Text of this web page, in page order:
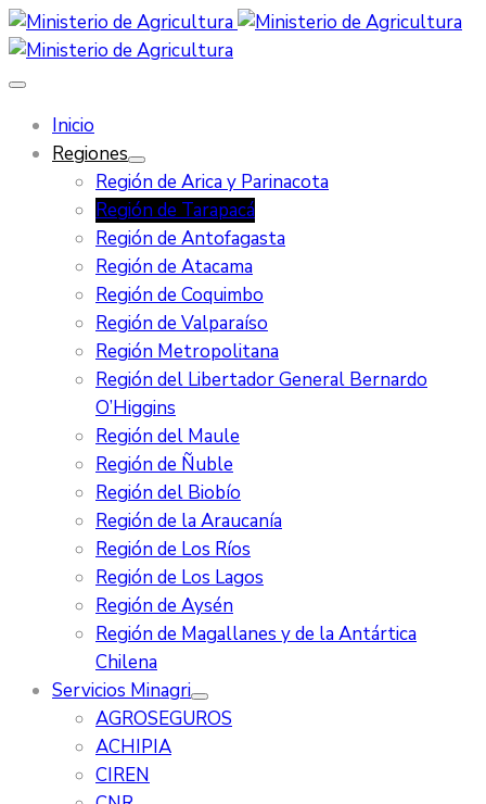
Inicio
Regiones
Región de Arica y Parinacota
Región de Tarapacá
Región de Antofagasta
Región de Atacama
Región de Coquimbo
Región de Valparaíso
Región Metropolitana
Región del Libertador General Bernardo
O’Higgins
Región del Maule
Región de Ñuble
Región del Biobío
Región de la Araucanía
Región de Los Ríos
Región de Los Lagos
Región de Aysén
Región de Magallanes y de la Antártica
Chilena
Servicios Minagri
AGROSEGUROS
ACHIPIA
CIREN